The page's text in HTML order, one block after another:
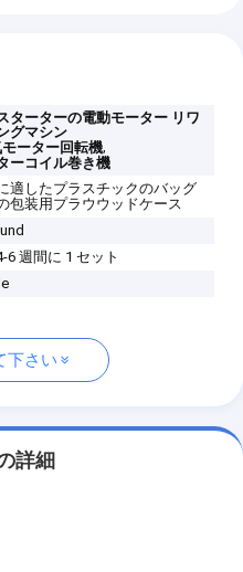
ターターの電動モーター リワ
グマシン
ーター回転機,
ーコイル巻き機
適したプラスチックのバッグ
包装用プラウウッドケース
6 週間に 1 セット
下さい
詳細